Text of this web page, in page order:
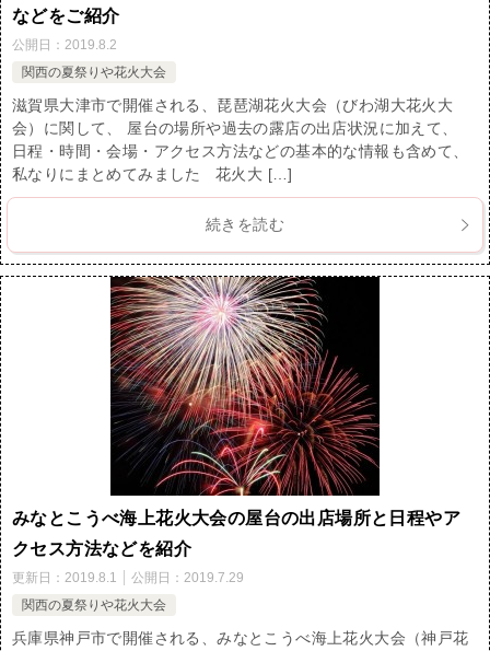
などをご紹介
公開日： 2019.8.2
関西の夏祭りや花火大会
滋賀県大津市で開催される、琵琶湖花火大会（びわ湖大花火大
会）に関して、 屋台の場所や過去の露店の出店状況に加えて、
日程・時間・会場・アクセス方法などの基本的な情報も含めて、
私なりにまとめてみました 花火大 […]
続きを読む
みなとこうべ海上花火大会の屋台の出店場所と日程やア
クセス方法などを紹介
更新日： 2019.8.1 公開日： 2019.7.29
関西の夏祭りや花火大会
兵庫県神戸市で開催される、みなとこうべ海上花火大会（神戸花